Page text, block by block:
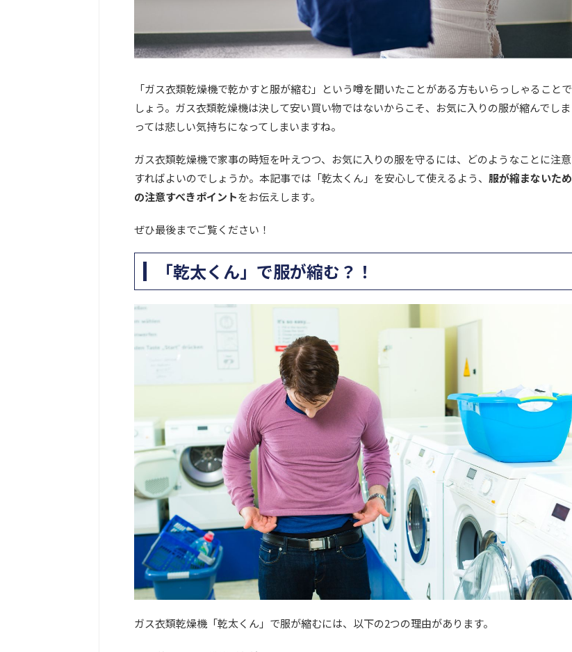
「ガス衣類乾燥機で乾かすと服が縮む」という噂を聞いたことがある方もいらっしゃることで
しょう。ガス衣類乾燥機は決して安い買い物ではないからこそ、お気に入りの服が縮んでしま
っては悲しい気持ちになってしまいますね。
ガス衣類乾燥機で家事の時短を叶えつつ、お気に入りの服を守るには、どのようなことに注意
すればよいのでしょうか。本記事では「乾太くん」を安心して使えるよう、 服が縮まないため
の注意すべきポイントをお伝えします。
ぜひ最後までご覧ください！
「乾太くん」で服が縮む？！
ガス衣類乾燥機「乾太くん」で服が縮むには、以下の2つの理由があります。